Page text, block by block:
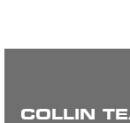
COLLIN